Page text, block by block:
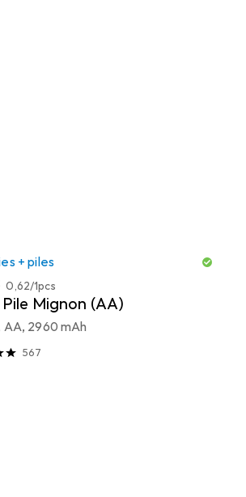
Batteries + piles et Webcam.
+ piles
EUR
0,62/1pcs
Pile Mignon (AA)
2960 mAh
567